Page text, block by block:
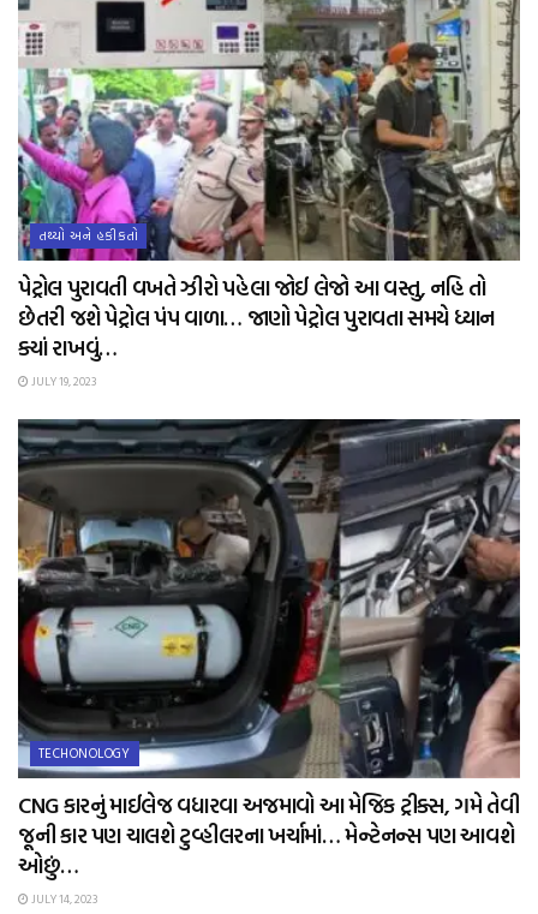
તથ્યો અને હકીકતો
પેટ્રોલ પુરાવતી વખતે ઝીરો પહેલા જોઈ લેજો આ વસ્તુ, નહિ તો
છેતરી જશે પેટ્રોલ પંપ વાળા… જાણો પેટ્રોલ પુરાવતા સમયે ધ્યાન
ક્યાં રાખવું…
JULY 19, 2023
TECHONOLOGY
CNG કારનું માઈલેજ વધારવા અજમાવો આ મેજિક ટ્રીક્સ, ગમે તેવી
જૂની કાર પણ ચાલશે ટુવ્હીલરના ખર્ચામાં… મેન્ટેનન્સ પણ આવશે
ઓછું…
JULY 14, 2023